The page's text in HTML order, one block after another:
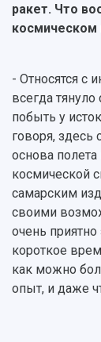
ракет. Что
космическом
- Относятся с
всегда
побыть у
говоря, здесь
основа
космической
самарским
своими
очень приятно
короткое
как можно
опыт, и даже